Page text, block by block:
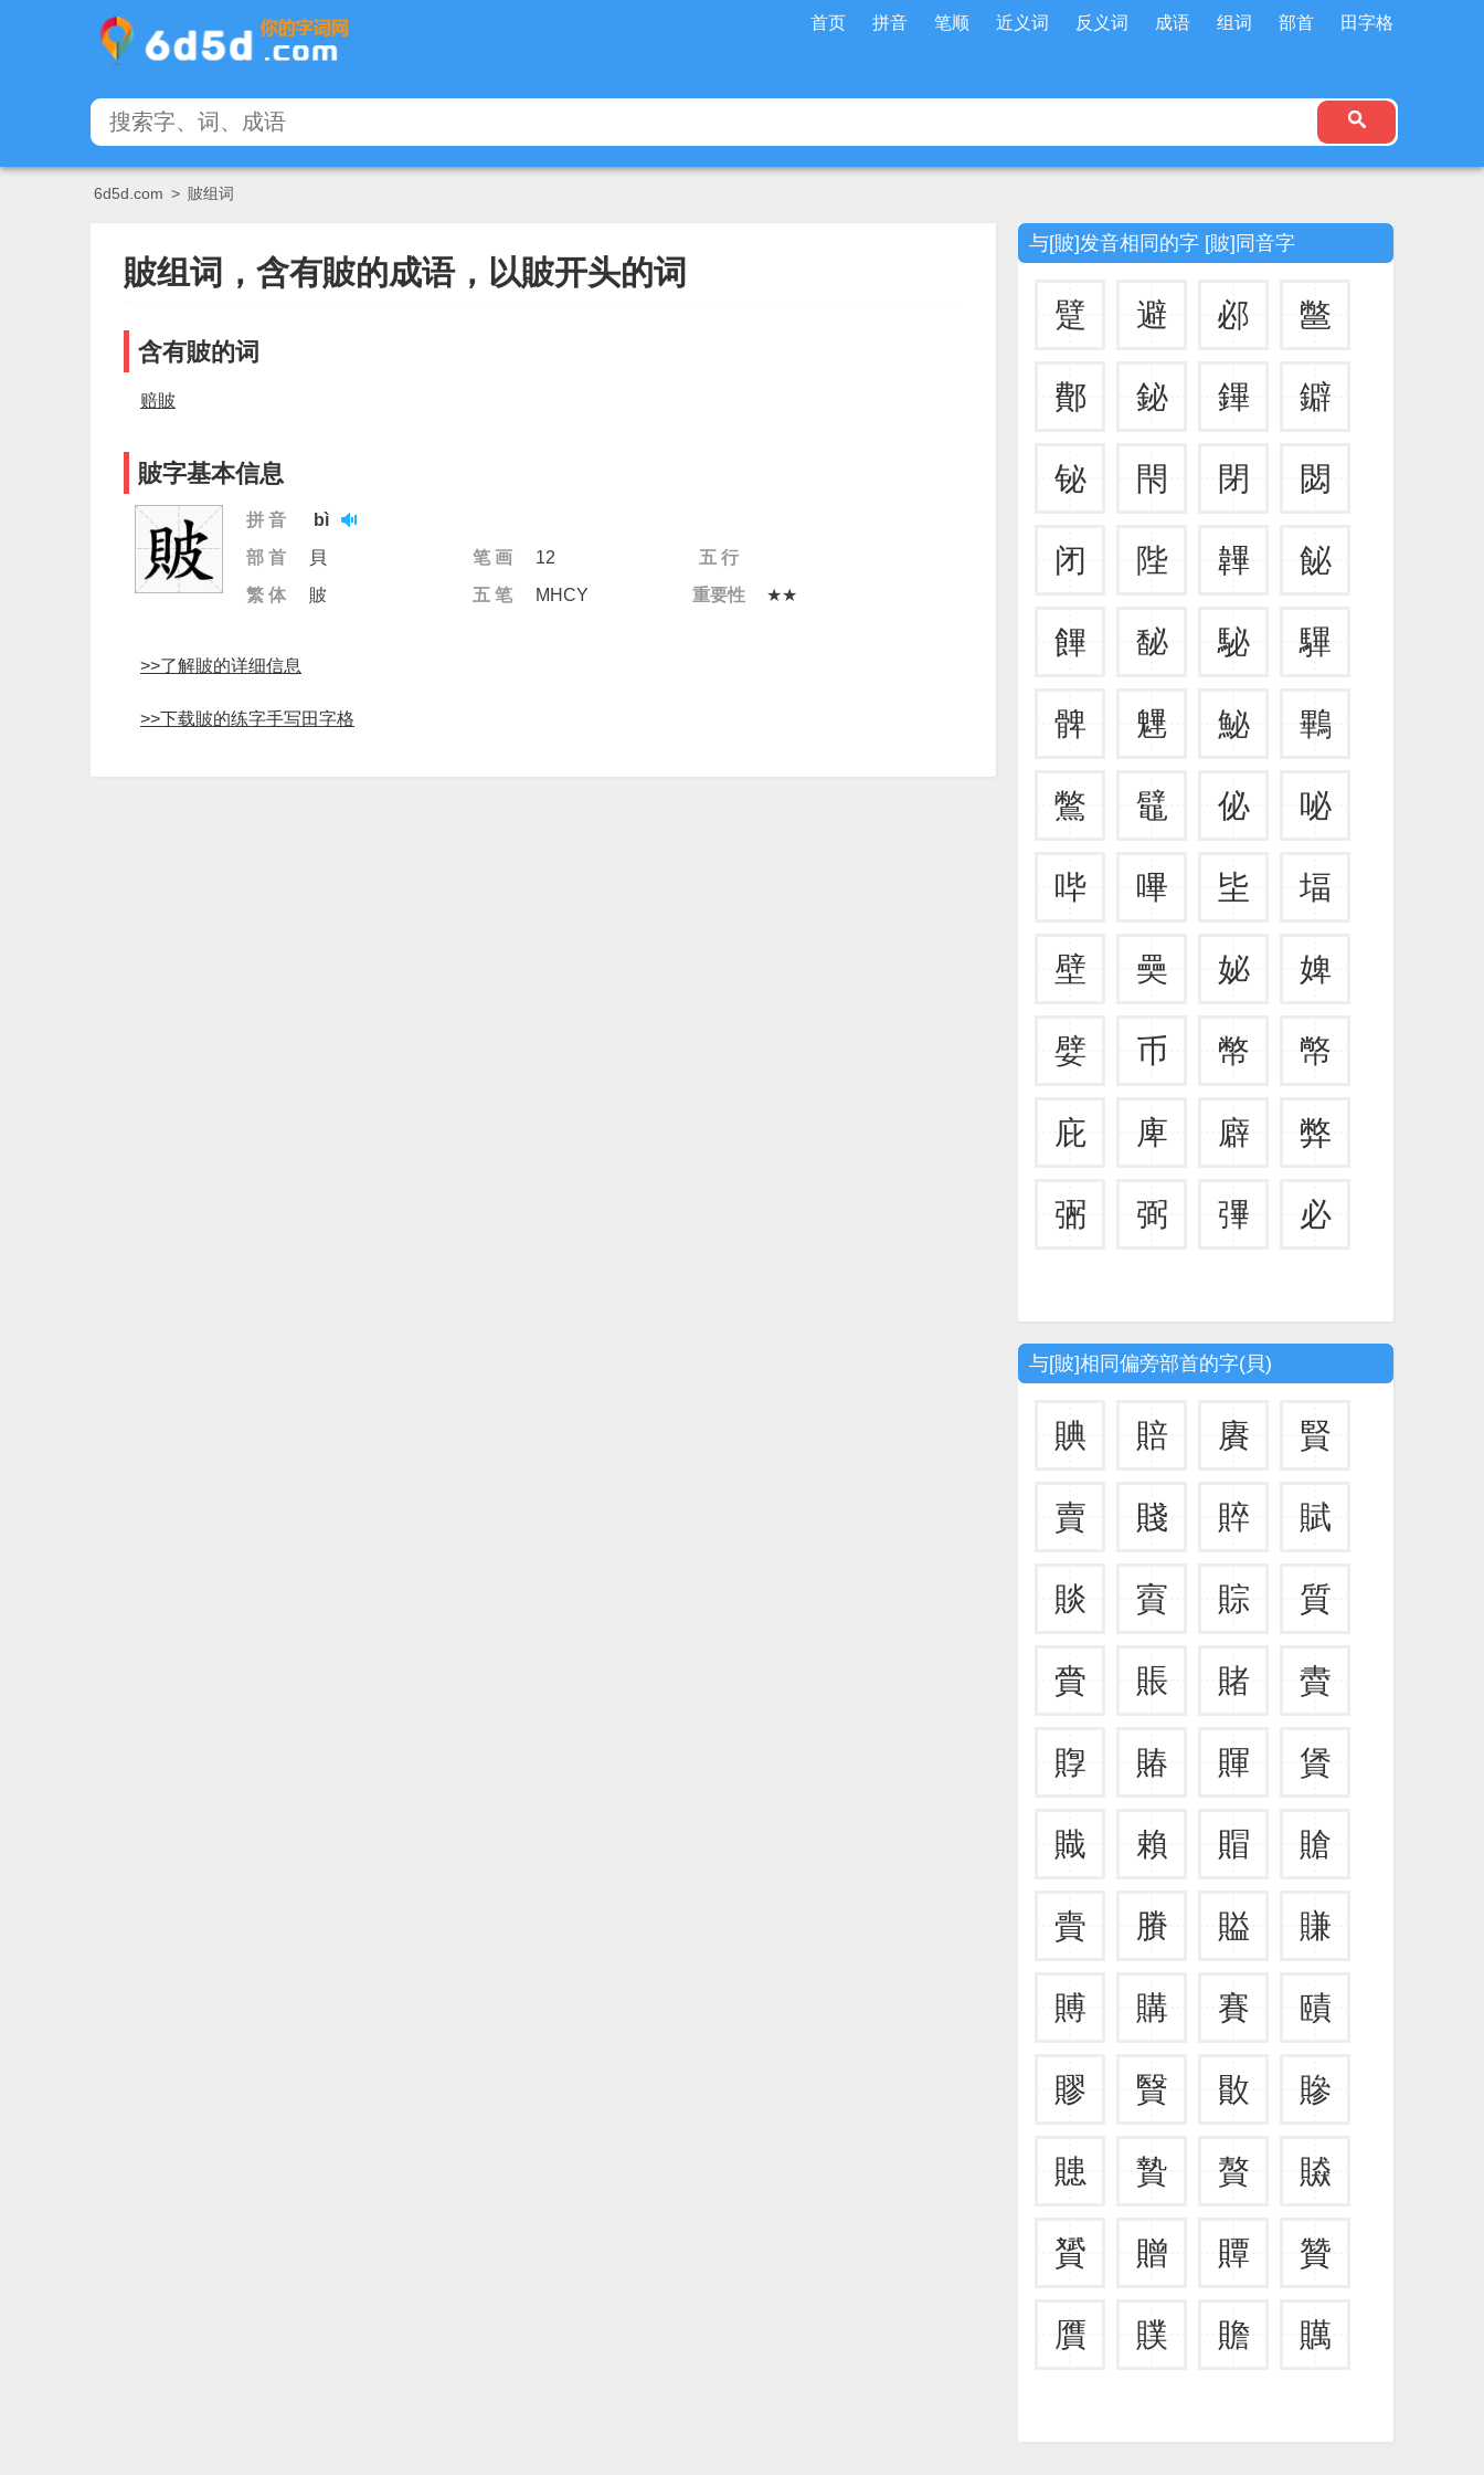
首页 拼音 笔顺 近义词 反义词 成语 组词 部首 田字格
6d5d.com > 貱组词
貱组词，含有貱的成语，以貱开头的词
含有貱的词
赔貱
貱字基本信息
拼 音
bì
部 首
貝 笔 画 12
五 行
繁 体
貱 五 笔 MHCY 重要性 ★★
>>了解貱的详细信息
>>下载貱的练字手写田字格
与[貱]发音相同的字 [貱]同音字
躄 避 邲 鄨
鄪 鉍 鏎 鐴
铋 閇 閉 閟
闭 陛 韠 飶
饆 馝 駜 驆
髀 魓 鮅 鷝
鷩 鼊 佖 咇
哔 嗶 坒 堛
壁 奰 妼 婢
嬖 币 幣 幤
庇 庳 廦 弊
弻 弼 彃 必
与[貱]相同偏旁部首的字(貝)
賟 賠 賡 賢
賣 賤 賥 賦
賧 賨 賩 質
賫 賬 賭 賮
賯 賰 賱 賲
賳 賴 賵 賶
賷 賸 賹 賺
賻 購 賽 賾
賿 贀 贁 贂
贃 贄 贅 贆
贇 贈 贉 贊
贋 贌 贍 贎